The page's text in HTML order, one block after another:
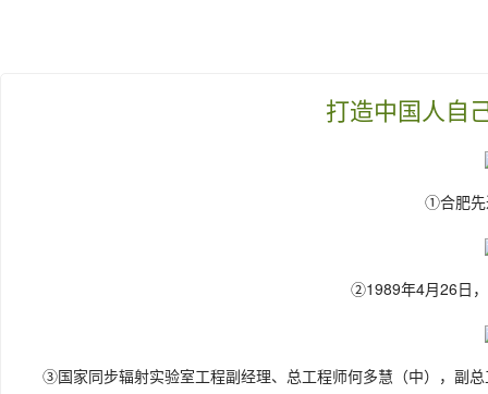
打造中国人自
①合肥先
②1989年4月26日，
③国家同步辐射实验室工程副经理、总工程师何多慧（中），副